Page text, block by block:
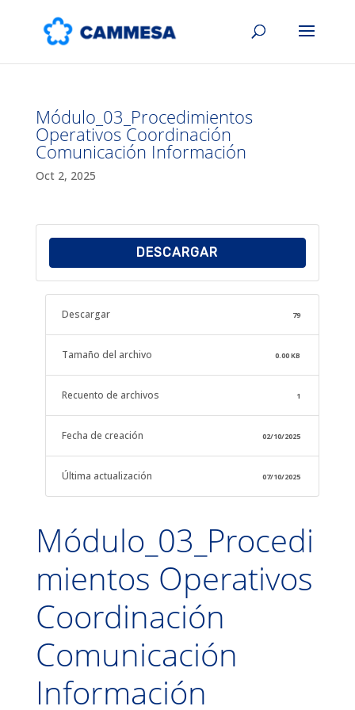
Módulo_03_Procedimientos
Operativos Coordinación
Comunicación Información
Oct 2, 2025
DESCARGAR
Descargar 79
Tamaño del archivo 0.00 KB
Recuento de archivos 1
Fecha de creación 02/10/2025
Última actualización 07/10/2025
Módulo_03_Procedi
mientos Operativos
Coordinación
Comunicación
Información